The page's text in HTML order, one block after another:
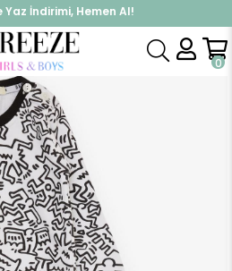
İndirimi, Hemen Al!
İndirimi Kap, Hemen Üye Ol!
0
Eşofman Takım Erkek Bebek Eşofman Takımı Desenli Beyaz (6 Ay-2 Yaş)